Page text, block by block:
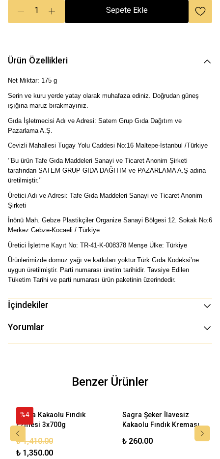
1 Sepete Ekle
Ürün Özellikleri
Net Miktar: 175 g
Serin ve kuru yerde yatay olarak muhafaza ediniz. Doğrudan güneş
ışığına maruz bırakmayınız.
Gıda İşletmecisi Adı ve Adresi: Satem Grup Gıda Dağıtım ve
Pazarlama A.Ş.
Cevizli Mahallesi Tugay Yolu Caddesi No:16 Maltepe-İstanbul /Türkiye
‘’Bu ürün Tafe Gıda Maddeleri Sanayi ve Ticaret Anonim Şirketi
tarafından SATEM GRUP GIDA DAĞITIM ve PAZARLAMA A.Ş adına
üretilmiştir.’’
Üretici Adı ve Adresi: Tafe Gıda Maddeleri Sanayi ve Ticaret Anonim
Şirketi
İnönü Mah. Gebze Plastikçiler Organize Sanayi Bölgesi 12. Sokak No:6
Merkez Gebze-Kocaeli / Türkiye
Üretici İşletme Kayıt No: TR-41-K-008378 Menşe Ülke: Türkiye
Ürünlerimizde domuz yağı ve katkıları yoktur.Türk Gıda Kodeksi’ne
uygun üretilmiştir. Parti numarası üretim tarihidir. Tavsiye Edilen
Tüketim Tarihi ve parti numarası ürün paketinin üzerindedir.
İçindekiler
Yorumlar
Benzer Ürünler
Sagra Kakaolu Fındık
Ezmesi 3x700g
%4
₺ 1,410.00
₺ 1,350.00
Sagra Şeker İlavesiz
Kakaolu Fındık Kreması
₺ 260.00